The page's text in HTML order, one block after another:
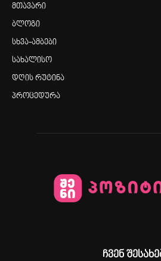
მთავარი
ბლოგი
სხვა-ამბები
სახალისო
დღის რუტინა
პროცედურა
ჩვენ